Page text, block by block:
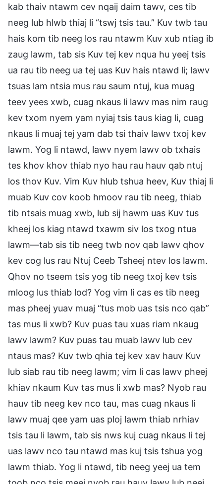
kab thaiv ntawm cev nqaij daim tawv, ces tib
neeg lub hlwb thiaj li “tswj tsis tau.” Kuv twb tau
hais kom tib neeg los rau ntawm Kuv xub ntiag ib
zaug lawm, tab sis Kuv tej kev nqua hu yeej tsis
ua rau tib neeg ua tej uas Kuv hais ntawd li; lawv
tsuas lam ntsia mus rau saum ntuj, kua muag
teev yees xwb, cuag nkaus li lawv mas nim raug
kev txom nyem yam nyiaj tsis taus kiag li, cuag
nkaus li muaj tej yam dab tsi thaiv lawv txoj kev
lawm. Yog li ntawd, lawv nyem lawv ob txhais
tes khov khov thiab nyo hau rau hauv qab ntuj
los thov Kuv. Vim Kuv hlub tshua heev, Kuv thiaj li
muab Kuv cov koob hmoov rau tib neeg, thiab
tib ntsais muag xwb, lub sij hawm uas Kuv tus
kheej los kiag ntawd txawm siv los txog ntua
lawm—tab sis tib neeg twb nov qab lawv qhov
kev cog lus rau Ntuj Ceeb Tsheej ntev los lawm.
Qhov no tseem tsis yog tib neeg txoj kev tsis
mloog lus thiab lod? Yog vim li cas es tib neeg
mas pheej yuav muaj “tus mob uas tsis nco qab”
tas mus li xwb? Kuv puas tau xuas riam nkaug
lawv lawm? Kuv puas tau muab lawv lub cev
ntaus mas? Kuv twb qhia tej kev xav hauv Kuv
lub siab rau tib neeg lawm; vim li cas lawv pheej
khiav nkaum Kuv tas mus li xwb mas? Nyob rau
hauv tib neeg kev nco tau, mas cuag nkaus li
lawv muaj qee yam uas ploj lawm thiab nrhiav
tsis tau li lawm, tab sis nws kuj cuag nkaus li tej
uas lawv nco tau ntawd mas kuj tsis tshua yog
lawm thiab. Yog li ntawd, tib neeg yeej ua tem